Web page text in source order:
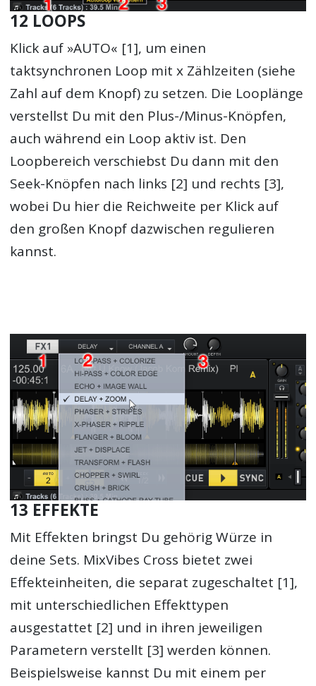
12 LOOPS
Klick auf »AUTO« [1], um einen
taktsynchronen Loop mit x Zählzeiten (siehe
Zahl auf dem Knopf) zu setzen. Die Looplänge
verstellst Du mit den Plus-/Minus-Knöpfen,
auch während ein Loop aktiv ist. Den
Loopbereich verschiebst Du dann mit den
Seek-Knöpfen nach links [2] und rechts [3],
wobei Du hier die Reichweite per Klick auf
den großen Knopf dazwischen regulieren
kannst.
13 EFFEKTE
Mit Effekten bringst Du gehörig Würze in
deine Sets. MixVibes Cross bietet zwei
Effekteinheiten, die separat zugeschaltet [1],
mit unterschiedlichen Effekttypen
ausgestattet [2] und in ihren jeweiligen
Parametern verstellt [3] werden können.
Beispielsweise kannst Du mit einem per